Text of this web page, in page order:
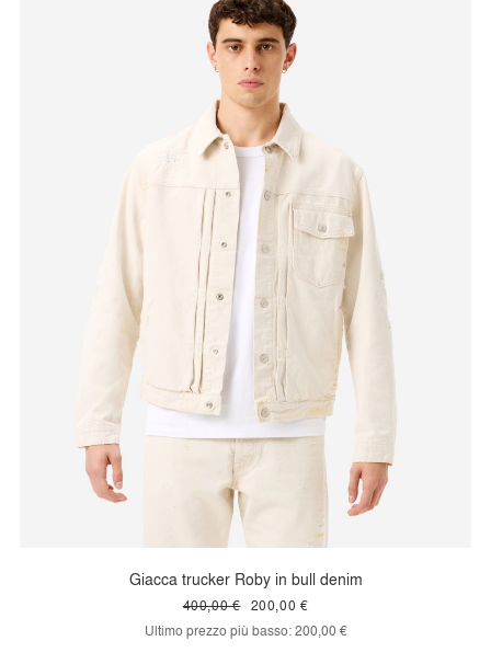
Giacca trucker Roby in bull denim
200,00 €
400,00 €
Ultimo prezzo più basso: 200,00 €